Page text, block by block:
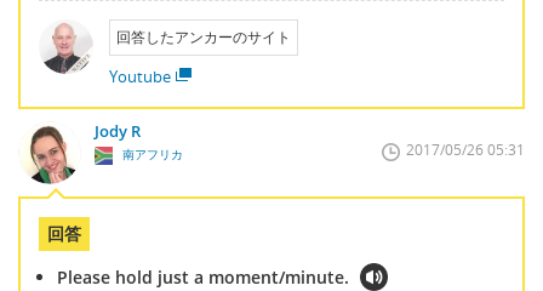
回答したアンカーのサイト
Youtube
Jody R
南アフリカ 2017/05/26 05:31
回答
Please hold just a moment/minute.